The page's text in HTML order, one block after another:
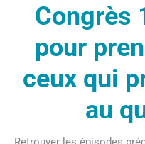
Congrès
pour
ceux qui
au